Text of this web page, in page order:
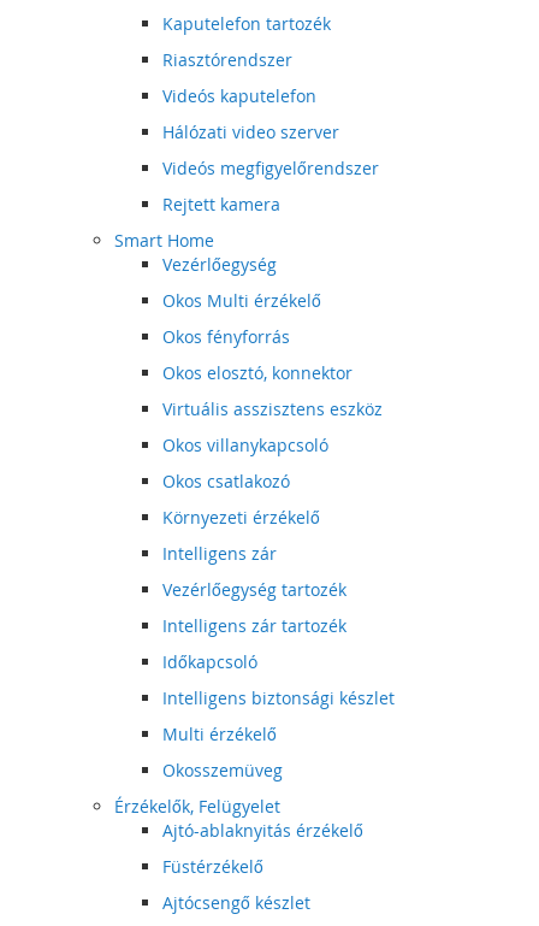
Kaputelefon tartozék
Riasztórendszer
Videós kaputelefon
Hálózati video szerver
Videós megfigyelőrendszer
Rejtett kamera
Smart Home
Vezérlőegység
Okos Multi érzékelő
Okos fényforrás
Okos elosztó, konnektor
Virtuális asszisztens eszköz
Okos villanykapcsoló
Okos csatlakozó
Környezeti érzékelő
Intelligens zár
Vezérlőegység tartozék
Intelligens zár tartozék
Időkapcsoló
Intelligens biztonsági készlet
Multi érzékelő
Okosszemüveg
Érzékelők, Felügyelet
Ajtó-ablaknyitás érzékelő
Füstérzékelő
Ajtócsengő készlet